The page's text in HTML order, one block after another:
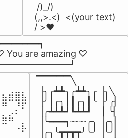
/)_/)
(,,>.<)  <(your text)
/ >❤️
You are amazing ♡
▔▔▔▔▔╲
▕╮╭┻┻╮╭┻┻╮╭▕╮╲
▕╯┃╭╮┃┃╭╮┃╰▕╯╭▏
▕╭┻┻┻┛┗┻┻┛  ▕  ╰▏
▕╰━━━┓┈┈┈╭╮▕╭╮▏
▕╭╮╰┳┳┳┳╯╰╯▕╰╯▏